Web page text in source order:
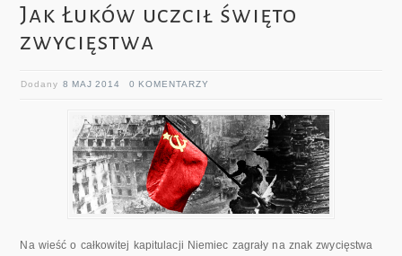
Jak Łuków uczcił święto
zwycięstwa
Dodany8 MAJ 2014 0 KOMENTARZY
Na wieść o całkowitej kapitulacji Niemiec zagrały na znak zwycięstwa